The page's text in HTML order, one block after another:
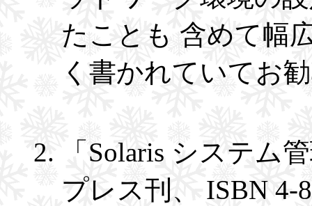
たことも 含めて幅
く書かれていてお
「Solaris システム
プレス刊、 ISBN 4-